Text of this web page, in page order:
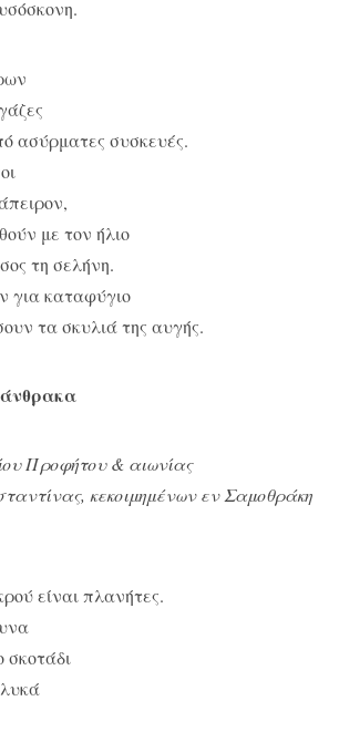
ασύρματες συσκευές.
με τον ήλιο
τη σελήνη.
για καταφύγιο
τα σκυλιά της αυγής.
άνθρακα
Προφήτου & αιωνίας
κεκοιμημένων εν Σαμοθράκη
είναι πλανήτες.